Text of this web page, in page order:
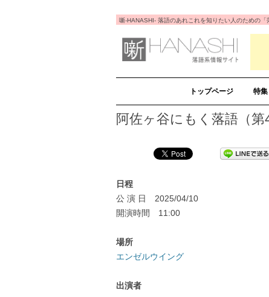
噺-HANASHI- 落語のあれこれを知りたい人のための
トップページ 特集
阿佐ヶ谷にもく落語（
日程
公 演 日 2025/04/10
開演時間 11:00
場所
エンゼルウイング
出演者